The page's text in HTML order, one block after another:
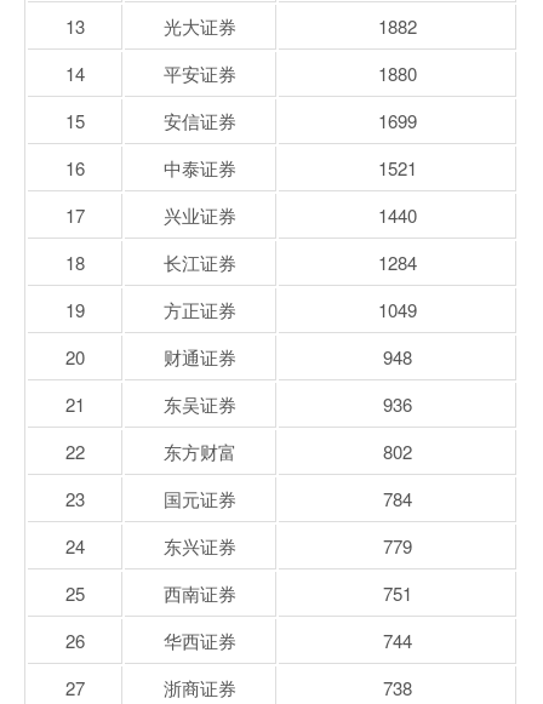
13
光大证券
1882
14
平安证券
1880
15
安信证券
1699
16
中泰证券
1521
17
兴业证券
1440
18
长江证券
1284
19
方正证券
1049
20
财通证券
948
21
东吴证券
936
22
东方财富
802
23
国元证券
784
24
东兴证券
779
25
西南证券
751
26
华西证券
744
27
浙商证券
738